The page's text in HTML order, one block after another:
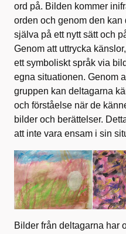
ord på. Bilden kommer
orden och genom den kan
själva på ett nytt sätt och
Genom att uttrycka
ett symboliskt språk via
egna situationen. Genom
gruppen kan deltagarna
och förståelse när de
bilder och berättelser.
att inte vara ensam i sin
Bilder från deltagarna har